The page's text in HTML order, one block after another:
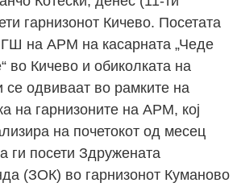
гарнизонот Кичево. Посетата
ГШ на АРМ на касарната „Чеде
во Кичево и обиколката на
се одвиваат во рамките на
на гарнизоните на АРМ, кој
на почетокот од месец
ги посети Здружената
(ЗОК) во гарнизонот Куманово